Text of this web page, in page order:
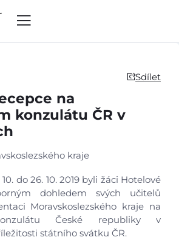
Sdílet
na
konzulátu ČR v
kraje
do 26. 10. 2019 byli žáci Hotelové
dohledem svých učitelů
Moravskoslezského kraje na
České republiky v
státního svátku ČR.